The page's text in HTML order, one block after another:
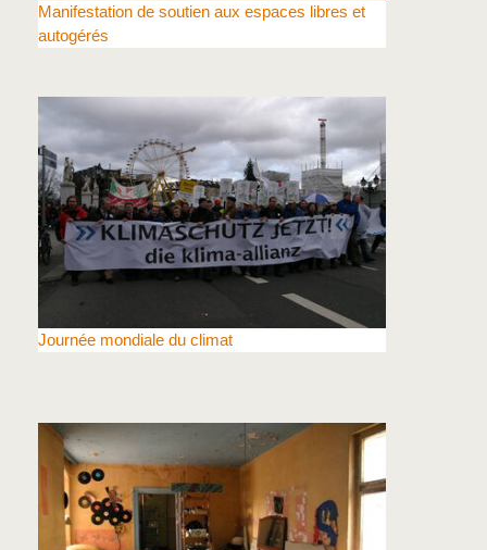
Manifestation de soutien aux espaces libres et
autogérés
Journée mondiale du climat